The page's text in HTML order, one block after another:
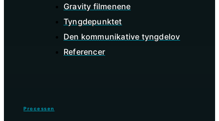
Gravity filmenene
Tyngdepunktet
Den kommunikative tyngdelov
Referencer
Processen